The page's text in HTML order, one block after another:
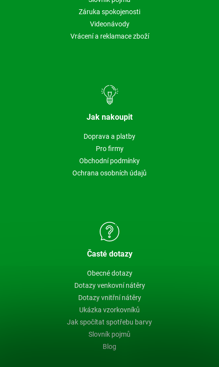
Záruka spokojenosti
Videonávody
Vrácení a reklamace zboží
Jak nakoupit
Doprava a platby
Pro firmy
Obchodní podmínky
Ochrana osobních údajů
Časté dotazy
Obecné dotazy
Dotazy venkovní nátěry
Dotazy vnitřní nátěry
Ukázka vzorkovníků
Jak spočítat spotřebu barvy
Slovník pojmů
Blog